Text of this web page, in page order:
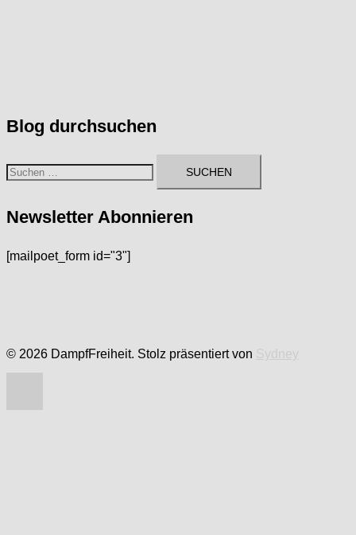
Blog durchsuchen
Suchen
Newsletter Abonnieren
[mailpoet_form id="3"]
© 2026 DampfFreiheit. Stolz präsentiert von